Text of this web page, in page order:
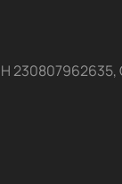
230807962635,